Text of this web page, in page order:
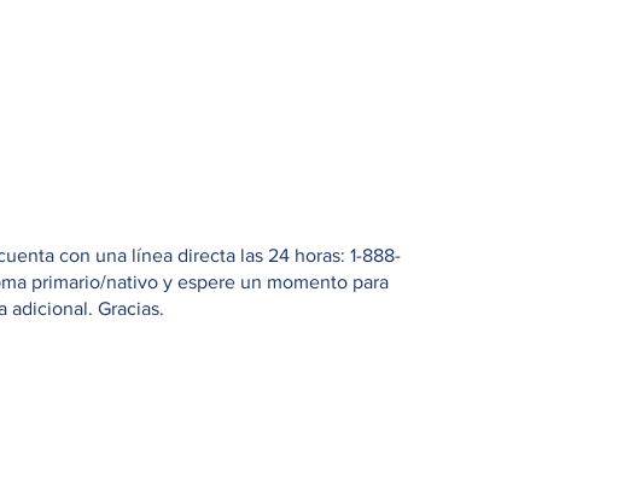
con una línea directa las 24 horas: 1-888-
primario/nativo y espere un momento para
Gracias.